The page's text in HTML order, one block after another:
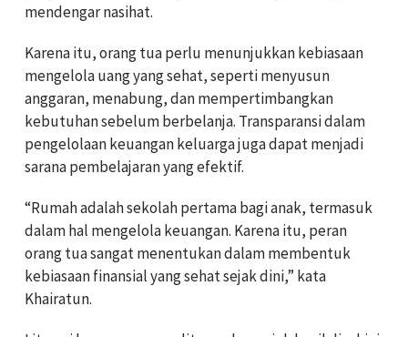
mendengar nasihat.
Karena itu, orang tua perlu menunjukkan kebiasaan
mengelola uang yang sehat, seperti menyusun
anggaran, menabung, dan mempertimbangkan
kebutuhan sebelum berbelanja. Transparansi dalam
pengelolaan keuangan keluarga juga dapat menjadi
sarana pembelajaran yang efektif.
“Rumah adalah sekolah pertama bagi anak, termasuk
dalam hal mengelola keuangan. Karena itu, peran
orang tua sangat menentukan dalam membentuk
kebiasaan finansial yang sehat sejak dini,” kata
Khairatun.